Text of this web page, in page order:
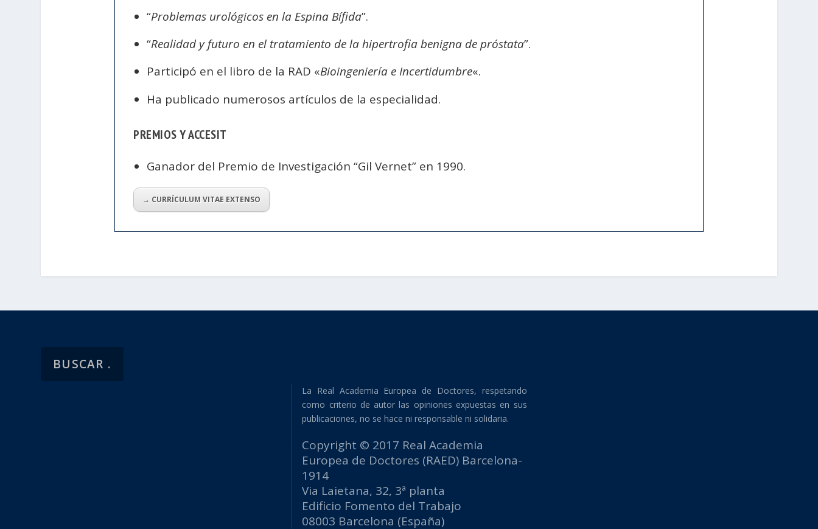
“Problemas urológicos en la Espina Bífida”.
“Realidad y futuro en el tratamiento de la hipertrofia benigna de próstata”.
Participó en el libro de la RAD «Bioingeniería e Incertidumbre«.
Ha publicado numerosos artículos de la especialidad.
PREMIOS Y ACCESIT
Ganador del Premio de Investigación “Gil Vernet” en 1990.
→ CURRÍCULUM VITAE EXTENSO
La Real Academia Europea de Doctores, respetando
como criterio de autor las opiniones expuestas en sus
publicaciones, no se hace ni responsable ni solidaria.
Copyright © 2017 Real Academia
Europea de Doctores (RAED) Barcelona-
1914
Via Laietana, 32, 3ª planta
Edificio Fomento del Trabajo
08003 Barcelona (España)